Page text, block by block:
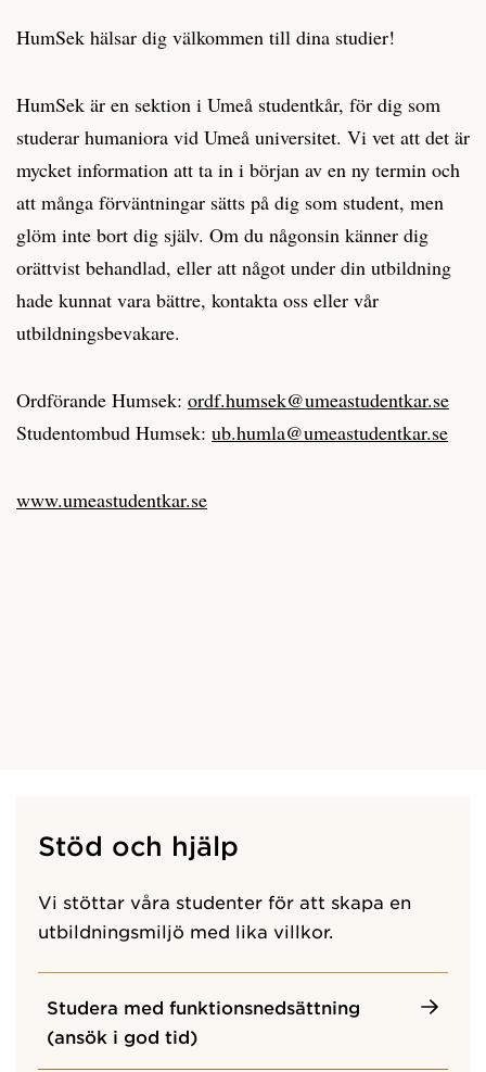
HumSek hälsar dig välkommen till dina studier!
HumSek är en sektion i Umeå studentkår, för dig som
studerar humaniora vid Umeå universitet. Vi vet att det är
mycket information att ta in i början av en ny termin och
att många förväntningar sätts på dig som student, men
glöm inte bort dig själv. Om du någonsin känner dig
orättvist behandlad, eller att något under din utbildning
hade kunnat vara bättre, kontakta oss eller vår
utbildningsbevakare.
Ordförande Humsek: ordf.humsek@umeastudentkar.se
Studentombud Humsek: ub.humla@umeastudentkar.se
www.umeastudentkar.se
Stöd och hjälp
Vi stöttar våra studenter för att skapa en
utbildningsmiljö med lika villkor.
Studera med funktionsnedsättning
(ansök i god tid)